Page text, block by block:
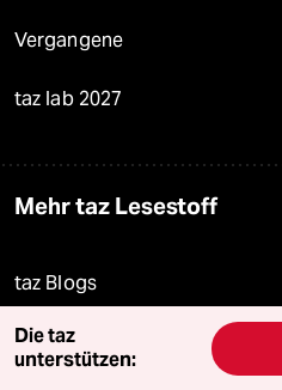
Vergangene
taz lab 2027
Mehr taz Lesestoff
taz Blogs
taz FUTURZWEI
Die taz
unterstützen: